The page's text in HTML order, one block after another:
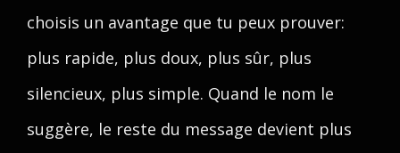
choisis un avantage que tu peux prouver:
plus rapide, plus doux, plus sûr, plus
silencieux, plus simple. Quand le nom le
suggère, le reste du message devient plus